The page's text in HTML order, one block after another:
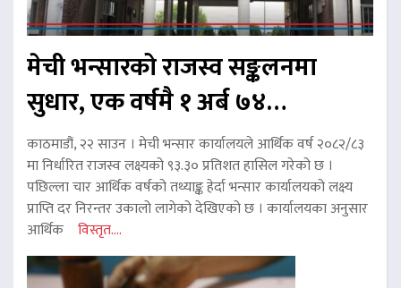
मेची भन्सारको राजस्व सङ्कलनमा
सुधार, एक वर्षमै १ अर्ब ७४…
काठमाडौं, २२ साउन । मेची भन्सार कार्यालयले आर्थिक वर्ष २०८२/८३
मा निर्धारित राजस्व लक्ष्यको ९३.३० प्रतिशत हासिल गरेको छ ।
पछिल्ला चार आर्थिक वर्षको तथ्याङ्क हेर्दा भन्सार कार्यालयको लक्ष्य
प्राप्ति दर निरन्तर उकालो लागेको देखिएको छ । कार्यालयका अनुसार
आर्थिक विस्तृत....